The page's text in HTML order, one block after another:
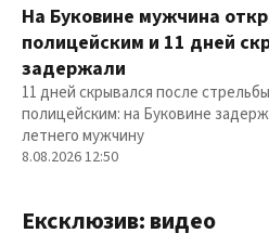
На Буковине мужчина
полицейским и 11 дней
задержали
11 дней скрывался после
полицейским: на Буковине
летнего мужчину
8.08.2026 12:50
Ексклюзив: видео